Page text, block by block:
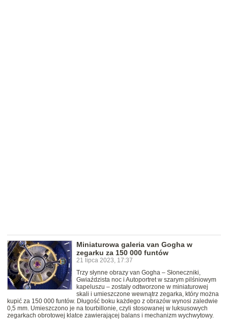
Miniaturowa galeria van Gogha w
zegarku za 150 000 funtów
21 lipca 2023, 17:37
Trzy słynne obrazy van Gogha – Słoneczniki,
Gwiaździsta noc i Autoportret w szarym pilśniowym
kapeluszu – zostały odtworzone w miniaturowej
skali i umieszczone wewnątrz zegarka, który można
kupić za 150 000 funtów. Długość boku każdego z obrazów wynosi zaledwie
0,5 mm. Umieszczono je na tourbillonie, czyli stosowanej w luksusowych
zegarkach obrotowej klatce zawierającej balans i mechanizm wychwytowy.